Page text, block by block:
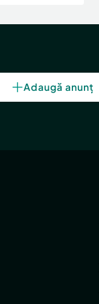
Adaugă anunț